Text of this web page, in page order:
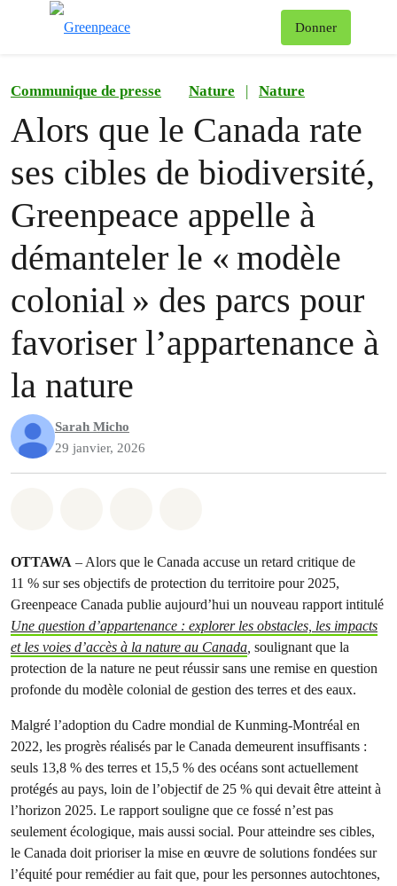
Donner
Communique de presse Nature | Nature
Alors que le Canada rate
ses cibles de biodiversité,
Greenpeace appelle à
démanteler le « modèle
colonial » des parcs pour
favoriser l’appartenance à
la nature
Sarah Micho
29 janvier, 2026
OTTAWA – Alors que le Canada accuse un retard critique de
11 % sur ses objectifs de protection du territoire pour 2025,
Greenpeace Canada publie aujourd’hui un nouveau rapport intitulé
Une question d’appartenance : explorer les obstacles, les impacts
et les voies d’accès à la nature au Canada, soulignant que la
protection de la nature ne peut réussir sans une remise en question
profonde du modèle colonial de gestion des terres et des eaux.
Malgré l’adoption du Cadre mondial de Kunming-Montréal en
2022, les progrès réalisés par le Canada demeurent insuffisants :
seuls 13,8 % des terres et 15,5 % des océans sont actuellement
protégés au pays, loin de l’objectif de 25 % qui devait être atteint à
l’horizon 2025. Le rapport souligne que ce fossé n’est pas
seulement écologique, mais aussi social. Pour atteindre ses cibles,
le Canada doit prioriser la mise en œuvre de solutions fondées sur
l’équité pour remédier au fait que, pour les personnes autochtones,